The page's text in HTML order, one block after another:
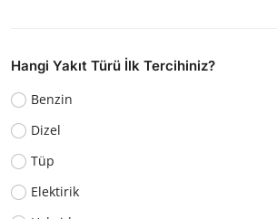
Hangi Yakıt Türü İlk Tercihiniz?
Benzin
Dizel
Tüp
Elektirik